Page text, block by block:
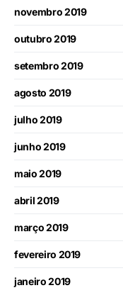
novembro 2019
outubro 2019
setembro 2019
agosto 2019
julho 2019
junho 2019
maio 2019
abril 2019
março 2019
fevereiro 2019
janeiro 2019